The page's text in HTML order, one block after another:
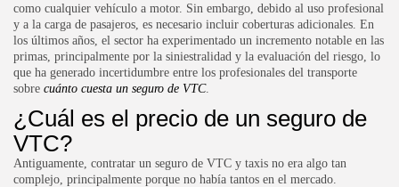
como cualquier vehículo a motor. Sin embargo, debido al uso profesional
y a la carga de pasajeros, es necesario incluir coberturas adicionales. En
los últimos años, el sector ha experimentado un incremento notable en las
primas, principalmente por la siniestralidad y la evaluación del riesgo, lo
que ha generado incertidumbre entre los profesionales del transporte
sobre cuánto cuesta un seguro de VTC.
¿Cuál es el precio de un seguro de
VTC?
Antiguamente, contratar un seguro de VTC y taxis no era algo tan
complejo, principalmente porque no había tantos en el mercado.